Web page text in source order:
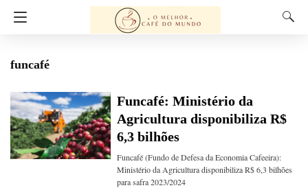
funcafé
Funcafé: Ministério da
Agricultura disponibiliza R$
6,3 bilhões
Funcafé (Fundo de Defesa da Economia Cafeeira):
Ministério da Agricultura disponibiliza R$ 6,3 bilhões
para safra 2023/2024